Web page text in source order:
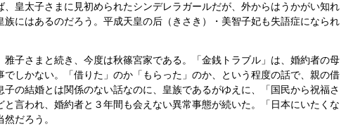
、皇太子さまに見初められたシンデレラガールだが、外からはうかがい知れ
族にはあるのだろう。平成天皇の后（きさき）・美智子妃も失語症になられ
子さまと続き、今度は秋篠宮家である。「金銭トラブル」は、婚約者の母
でしかない。「借りた」のか「もらった」のか、という程度の話で、親の借
子の結婚とは関係のない話なのに、皇族であるがゆえに、「国民から祝福さ
と言われ、婚約者と３年間も会えない異常事態が続いた。「日本にいたくな
だろう。